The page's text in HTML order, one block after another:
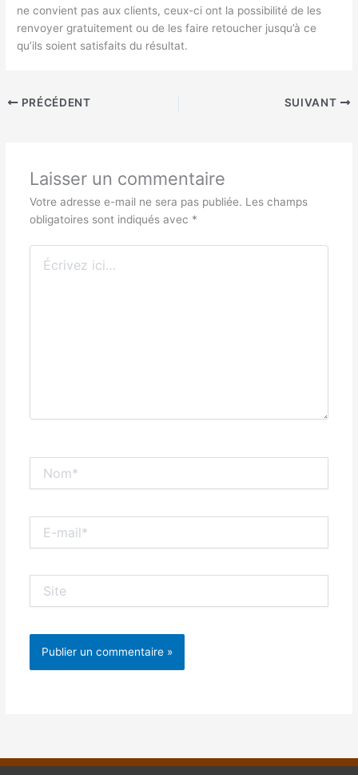
ne convient pas aux clients, ceux-ci ont la possibilité de les
renvoyer gratuitement ou de les faire retoucher jusqu’à ce
qu’ils soient satisfaits du résultat.
PRÉCÉDENT SUIVANT
Laisser un commentaire
Votre adresse e-mail ne sera pas publiée. Les champs
obligatoires sont indiqués avec *
ici…
mail*